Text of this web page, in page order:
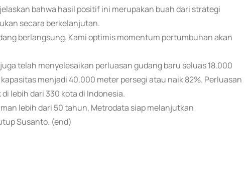
bahwa hasil positif ini merupakan buah dari strategi
secara berkelanjutan.
berlangsung. Kami optimis momentum pertumbuhan akan
telah menyelesaikan perluasan gudang baru seluas 18.000
menjadi 40.000 meter persegi atau naik 82%. Perluasan
lebih dari 330 kota di Indonesia.
lebih dari 50 tahun, Metrodata siap melanjutkan
Susanto. (end)